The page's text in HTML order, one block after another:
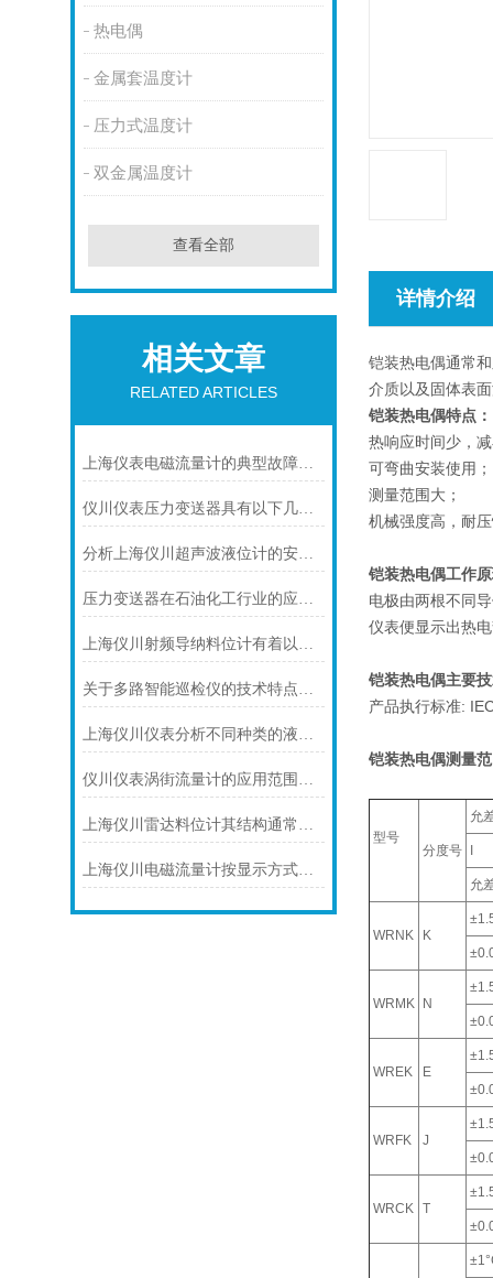
热电偶
金属套温度计
压力式温度计
双金属温度计
查看全部
相关文章
RELATED ARTICLES
上海仪表电磁流量计的典型故障诊断及处理方法
仪川仪表压力变送器具有以下几大技术特点
分析上海仪川超声波液位计的安装原理
压力变送器在石油化工行业的应用说明
上海仪川射频导纳料位计有着以下几大技术特点
关于多路智能巡检仪的技术特点，你怎么看呢？
上海仪川仪表分析不同种类的液位变送器
仪川仪表涡街流量计的应用范围主要包括以下几个方面
上海仪川雷达料位计其结构通常由以下部分组成
上海仪川电磁流量计按显示方式分类
详情介绍
铠装热电偶通常
介质以及固体表
铠装热电偶特点：
热响应时间少，
可弯曲安装使用；
测量范围大；
机械强度高，耐
铠装热电偶工作
电极由两根不同
仪表便显示出热
铠装热电偶主要
产品执行标准:
铠装热电偶测量
型号
分度号
允
允
WRNK K
WRMK N
WREK E
WRFK J
WRCK T